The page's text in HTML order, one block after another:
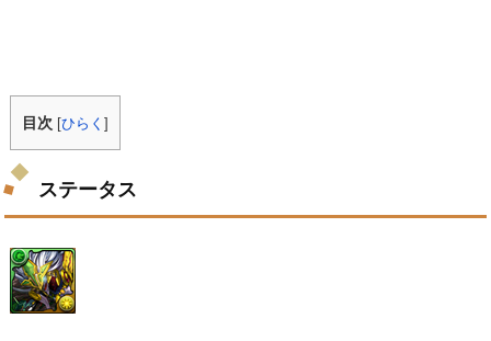
目次 [ひらく]
ステータス